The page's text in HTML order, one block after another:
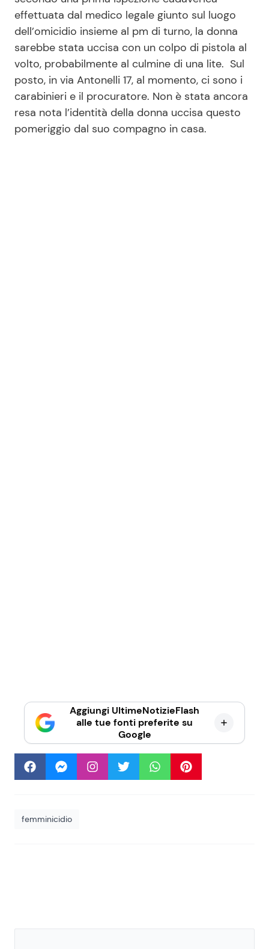
effettuata dal medico legale giunto sul luogo
dell’omicidio insieme al pm di turno, la donna
sarebbe stata uccisa con un colpo di pistola al
volto, probabilmente al culmine di una lite. Sul
posto, in via Antonelli 17, al momento, ci sono i
carabinieri e il procuratore. Non è stata ancora
resa nota l’identità della donna uccisa questo
pomeriggio dal suo compagno in casa.
Aggiungi UltimeNotizieFlash
alle tue fonti preferite su
Google
femminicidio